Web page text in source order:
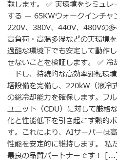
献します。 ✅ 実環境をシミュ
する — 65KWウォークインチャ
220V、380V、440V、480Vの多
高負荷・高温多湿などの実環境
過酷な環境下でも安定して動作
せないことを検証します。 ✅
ードし、持続的な高効率運転環
塔設備を完備し、220kW（液冷
の総冷却能力を確保します。フ
ユニット（CDU）に対して厳格
化と性能低下を引き起こす熱的
す。これにより、AIサーバーは
性能を安定的に維持します。 私
最良の品質パートナーです！